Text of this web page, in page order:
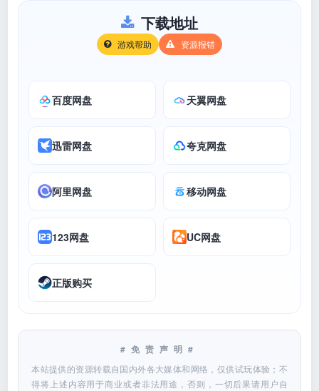
下载地址
游戏帮助 资源报错
百度网盘 天翼网盘
迅雷网盘 夸克网盘
阿里网盘 移动网盘
123网盘 UC网盘
正版购买
#免责声明#
本站提供的资源转载自国内外各大媒体和网络，仅供试玩体验；不
得将上述内容用于商业或者非法用途，否则，一切后果请用户自